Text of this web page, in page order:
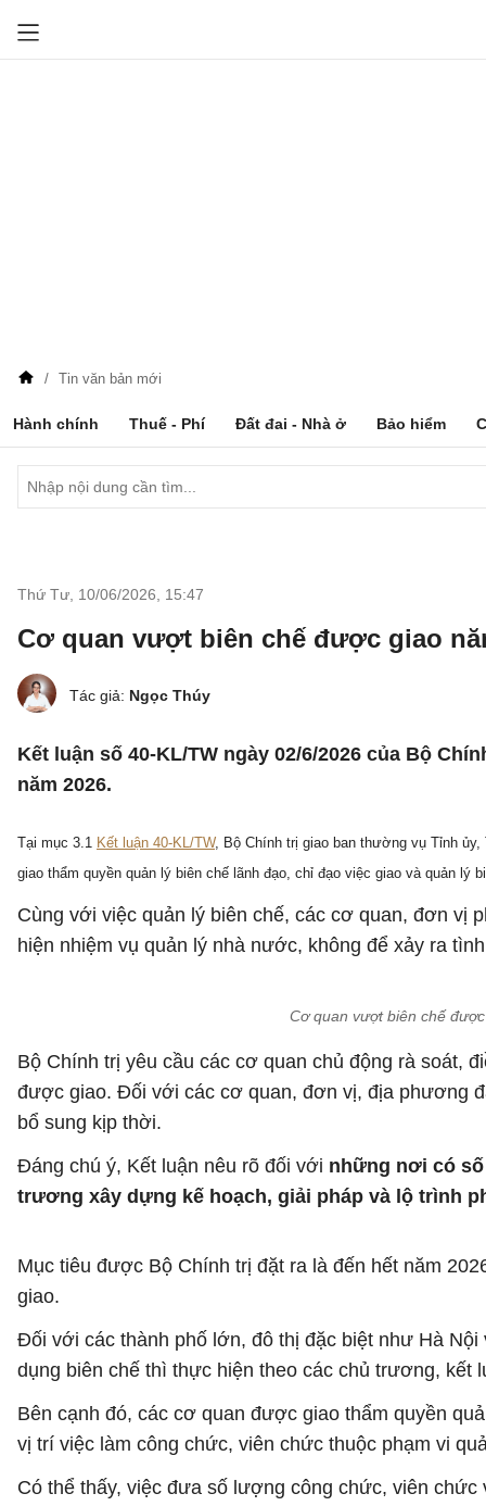
Tin văn bản mới
Hành chính Thuế - Phí Đất đai - Nhà ở Bảo hiểm
Thứ Tư, 10/06/2026 15:47
Cơ quan vượt biên chế được giao
Tác giả: Ngọc Thúy
Kết luận số 40-KL/TW ngày 02/6/2026 của Bộ
năm 2026.
Tại mục 3.1 Kết luận 40-KL/TW, Bộ Chính trị giao ban thường vụ Tỉnh
giao thẩm quyền quản lý biên chế lãnh đạo, chỉ đạo việc giao và quản
Cùng với việc quản lý biên chế, các cơ quan, đơn vị
hiện nhiệm vụ quản lý nhà nước, không để xảy ra
Cơ quan vượt biên chế
Bộ Chính trị yêu cầu các cơ quan chủ động rà soát,
được giao. Đối với các cơ quan, đơn vị, địa phương
bổ sung kịp thời.
Đáng chú ý, Kết luận nêu rõ đối với những nơi có
trương xây dựng kế hoạch, giải pháp và lộ trình
Mục tiêu được Bộ Chính trị đặt ra là đến hết năm
giao.
Đối với các thành phố lớn, đô thị đặc biệt như Hà
dụng biên chế thì thực hiện theo các chủ trương, kết
Bên cạnh đó, các cơ quan được giao thẩm quyền
vị trí việc làm công chức, viên chức thuộc phạm vi
Có thể thấy, việc đưa số lượng công chức, viên